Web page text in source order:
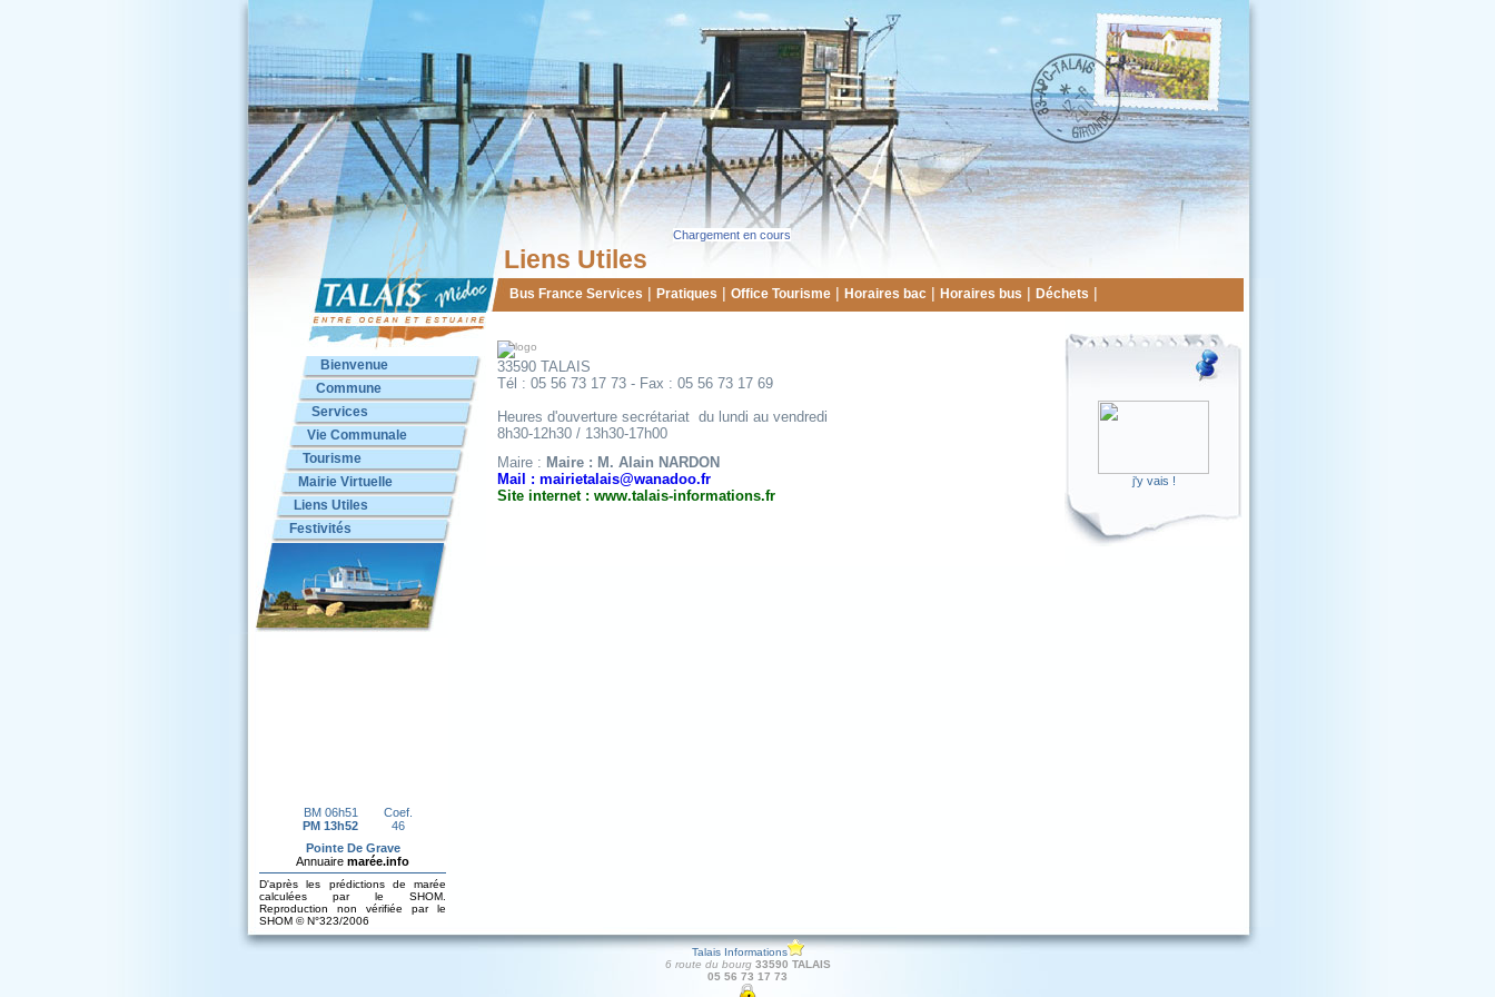
Liens Utiles
Bus France Services | Pratiques | Office Tourisme | Horaires bac | Horaires bus | Déchets |
33590 TALAIS
Tél : 05 56 73 17 73 - Fax : 05 56 73 17 69
Heures d'ouverture secrétariat du lundi au vendredi
8h30-12h30 / 13h30-17h00
Maire : Maire : M. Alain NARDON
Mail : mairietalais@wanadoo.fr
Site internet : www.talais-informations.fr
j'y vais !
Bienvenue
Commune
Services
Vie Communale
Tourisme
Mairie Virtuelle
Liens Utiles
Festivités
Talais Informations
6 route du bourg 33590 TALAIS
05 56 73 17 73
Chargement en cours